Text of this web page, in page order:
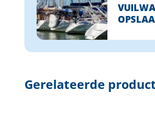
Gerelateerde